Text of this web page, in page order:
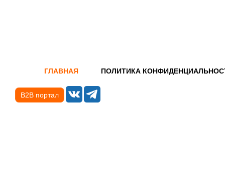
ГЛАВНАЯ ПОЛИТИКА
B2B портал